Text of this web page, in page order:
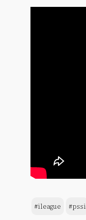
#ileague #pssi